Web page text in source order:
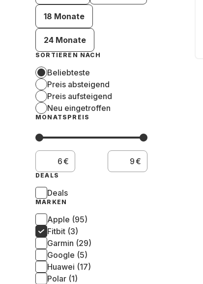
18 Monate
24 Monate
SORTIEREN NACH
Beliebteste
Preis absteigend
Preis aufsteigend
Neu eingetroffen
MONATSPREIS
€ €
DEALS
Deals
MARKEN
Apple (95)
Fitbit (3)
Garmin (29)
Google (5)
Huawei (17)
Polar (1)